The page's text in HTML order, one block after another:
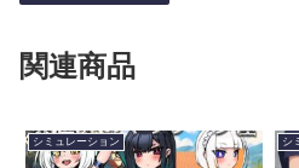
関連商品
シミュレーション シ